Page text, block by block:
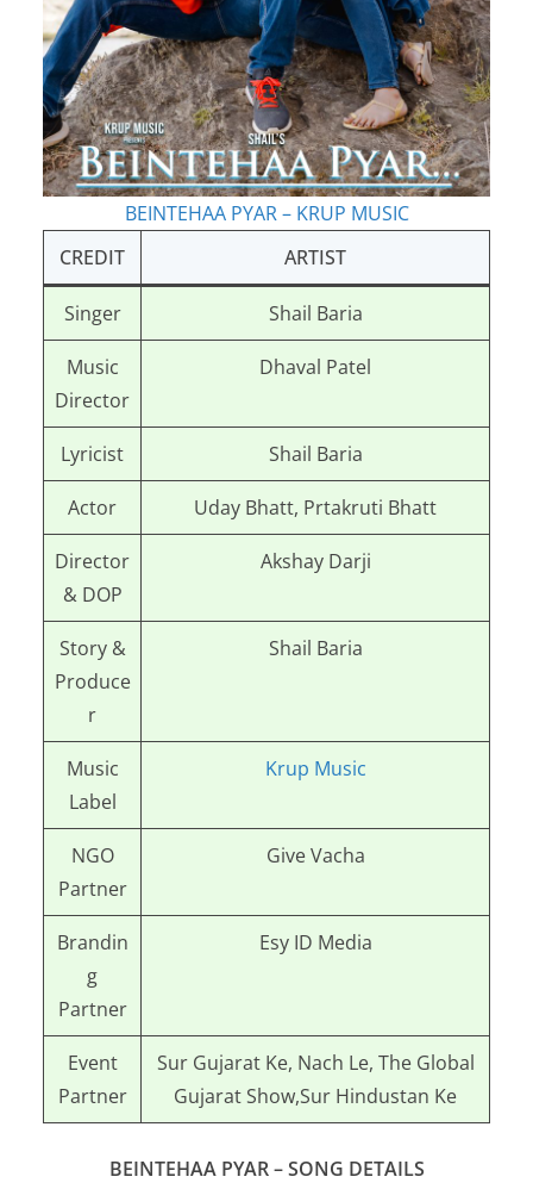
BEINTEHAA PYAR – KRUP MUSIC
CREDIT
ARTIST
Singer Shail Baria
Music
Director
Dhaval Patel
Lyricist Shail Baria
Actor Uday Bhatt, Prtakruti Bhatt
Director
& DOP
Akshay Darji
Story &
Produce
r
Shail Baria
Music
Label
Krup Music
NGO
Partner
Give Vacha
Brandin
g
Partner
Esy ID Media
Event
Partner
Sur Gujarat Ke, Nach Le, The Global
Gujarat Show,Sur Hindustan Ke
BEINTEHAA PYAR –SONG DETAILS